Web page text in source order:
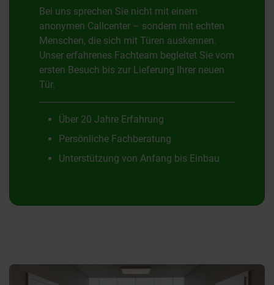
Bei uns sprechen Sie nicht mit einem
anonymen Callcenter – sondern mit echten
Menschen, die sich mit Türen auskennen.
Unser erfahrenes Fachteam begleitet Sie vom
ersten Besuch bis zur Lieferung Ihrer neuen
Tür.
Über 20 Jahre Erfahrung
Persönliche Fachberatung
Unterstützung von Anfang bis Einbau